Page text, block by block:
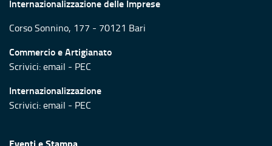
Internazionalizzazione delle Imprese
Corso Sonnino, 177 - 70121 Bari
Commercio e Artigianato
Scrivici:email - PEC
Internazionalizzazione
Scrivici:email - PEC
Eventi e Stampa